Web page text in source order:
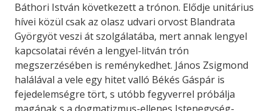
Báthori István következett a trónon. Elődje unitárius
hívei közül csak az olasz udvari orvost Blandrata
Györgyöt veszi át szolgálatába, mert annak lengyel
kapcsolatai révén a lengyel-litván trón
megszerzésében is reménykedhet. János Zsigmond
halálával a vele egy hitet valló Békés Gáspár is
fejedelemségre tört, s utóbb fegyverrel próbálja